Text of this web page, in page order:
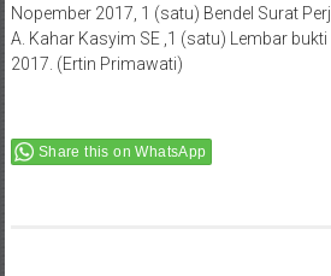
Nopember 2017, 1 (satu) Bendel Surat
A. Kahar Kasyim SE ,1 (satu) Lembar
2017. (Ertin Primawati)
Share this on WhatsApp